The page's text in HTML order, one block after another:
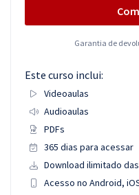
Garantia de
Este curso inclui:
Videoaulas
Audioaulas
PDFs
365 dias para acessar
Download ilimitado
Acesso no Android,